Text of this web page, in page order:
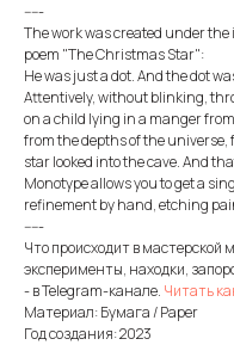
-----
The work was created under
poem "The Christmas Star":
He was just a dot. And the dot
Attentively, without blinking,
on a child lying in a manger
from the depths of the universe,
star looked into the cave. And
Monotype allows you to get a
refinement by hand, etching
-----
Что происходит в мастерской
эксперименты, находки,
- в Telegram-канале. Читать
Материал: Бумага / Paper
Год создания: 2023